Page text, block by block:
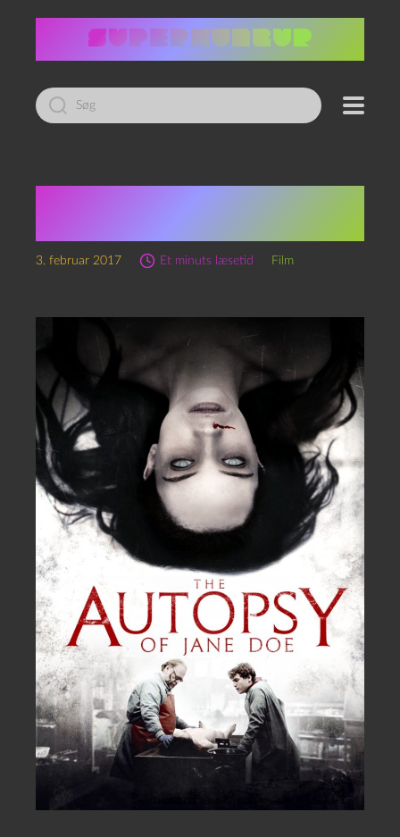
Led
efter:
3. februar 2017 Et minuts læsetid Film